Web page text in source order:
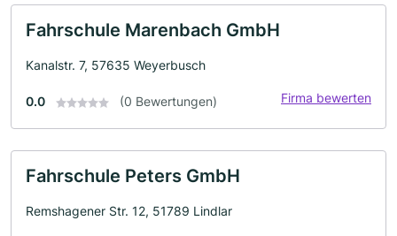
Fahrschule Marenbach GmbH
Kanalstr. 7, 57635 Weyerbusch
0.0 (0 Bewertungen) Firma bewerten
Fahrschule Peters GmbH
Remshagener Str. 12, 51789 Lindlar